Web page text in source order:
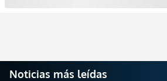
Noticias más leídas